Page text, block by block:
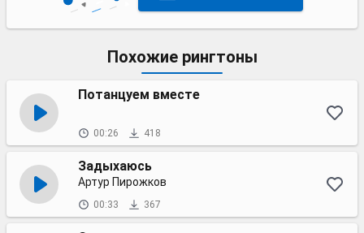
Похожие рингтоны
Потанцуем вместе
00:26 418
Задыхаюсь
Артур Пирожков
00:33 367